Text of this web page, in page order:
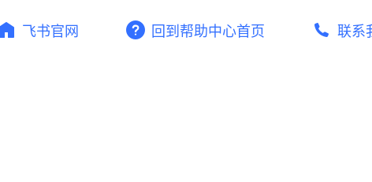
飞书官网 回到帮助中心首页 联系